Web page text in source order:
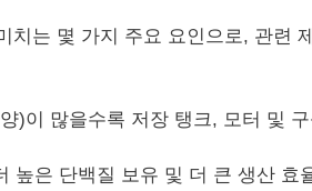
치는 몇 가지 주요 요인으로, 관련
)이 많을수록 저장 탱크, 모터 및
높은 단백질 보유 및 더 큰 생산 효